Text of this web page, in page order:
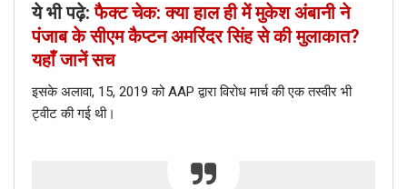
ABP की एक रिपोर्ट से भी ये दावा होता है की सड़क बिहार की है
और उसका मरम्मत हो चूका है।
इसीलिए हम ये दावा कर सकते है की सोशल मीडिया पर वायनाड के नाम पर
साझा की जा रही तस्वीर फेक है।
यदि आप किसी भी स्टोरी को फैक्ट चेक करना चाहते हैं, तो इसे
+91 88268 00707 पर व्हाट्सएप करें।
ये भी पढ़े:फैक्ट चेक: क्या हाल ही में मुकेश अंबानी ने
पंजाब के सीएम कैप्टन अमरिंदर सिंह से की मुलाकात?
यहाँ जानें सच
इसके अलावा, 15, 2019 को AAP द्वारा विरोध मार्च की एक तस्वीर भी
ट्वीट की गई थी।